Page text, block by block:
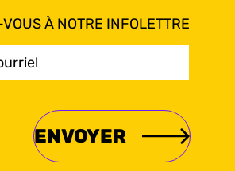
À NOTRE INFOLETTRE